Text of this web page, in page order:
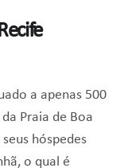
a apenas 500
Praia de Boa
hóspedes
o qual é